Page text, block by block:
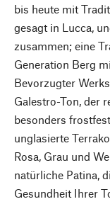
bis heute mit
gesagt in Lucca,
zusammen; eine
Generation Berg
Bevorzugter
Galestro-Ton, der
besonders
unglasierte
Rosa, Grau und
natürliche Patina,
Gesundheit Ihrer